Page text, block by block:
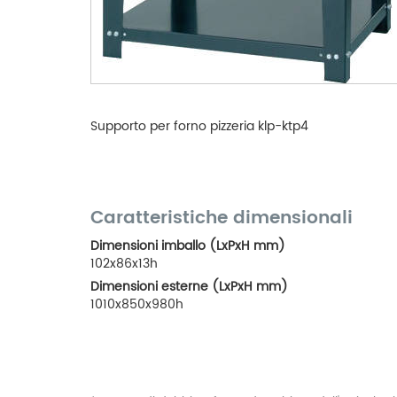
Supporto per forno pizzeria klp-ktp4
Caratteristiche dimensionali
Dimensioni imballo (LxPxH mm)
102x86x13h
Dimensioni esterne (LxPxH mm)
1010x850x980h